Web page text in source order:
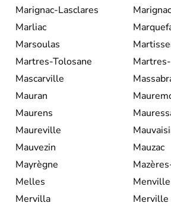
Marignac-Lasclares
Marliac
Marsoulas
Martres-Tolosane
Mascarville
Mauran
Maurens
Maureville
Mauvezin
Mauzac
Mayrègne
Melles
Menville
Mervilla
Merville